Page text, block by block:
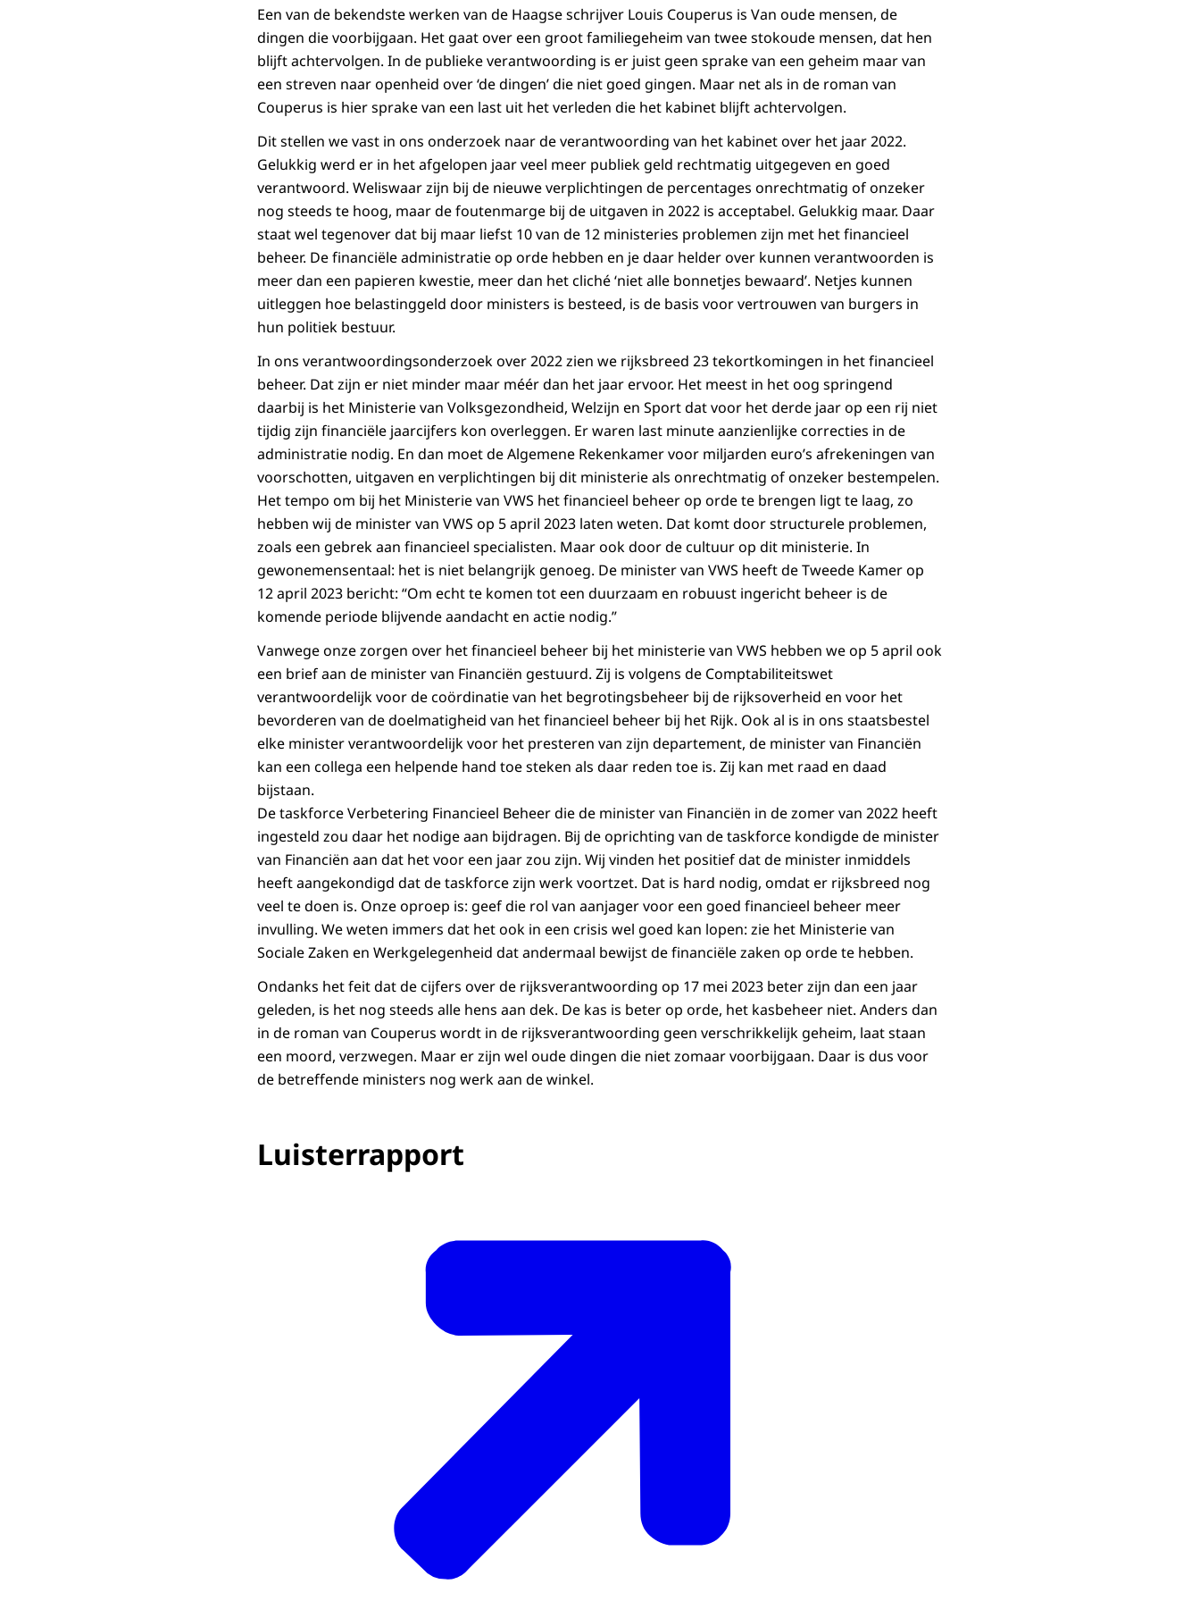
Een van de bekendste werken van de Haagse schrijver Louis Couperus is Van oude mensen, de
dingen die voorbijgaan. Het gaat over een groot familiegeheim van twee stokoude mensen, dat hen
blijft achtervolgen. In de publieke verantwoording is er juist geen sprake van een geheim maar van
een streven naar openheid over ‘de dingen’ die niet goed gingen. Maar net als in de roman van
Couperus is hier sprake van een last uit het verleden die het kabinet blijft achtervolgen.
Dit stellen we vast in ons onderzoek naar de verantwoording van het kabinet over het jaar 2022.
Gelukkig werd er in het afgelopen jaar veel meer publiek geld rechtmatig uitgegeven en goed
verantwoord. Weliswaar zijn bij de nieuwe verplichtingen de percentages onrechtmatig of onzeker
nog steeds te hoog, maar de foutenmarge bij de uitgaven in 2022 is acceptabel. Gelukkig maar. Daar
staat wel tegenover dat bij maar liefst 10 van de 12 ministeries problemen zijn met het financieel
beheer. De financiële administratie op orde hebben en je daar helder over kunnen verantwoorden is
meer dan een papieren kwestie, meer dan het cliché ‘niet alle bonnetjes bewaard’. Netjes kunnen
uitleggen hoe belastinggeld door ministers is besteed, is de basis voor vertrouwen van burgers in
hun politiek bestuur.
In ons verantwoordingsonderzoek over 2022 zien we rijksbreed 23 tekortkomingen in het financieel
beheer. Dat zijn er niet minder maar méér dan het jaar ervoor. Het meest in het oog springend
daarbij is het Ministerie van Volksgezondheid, Welzijn en Sport dat voor het derde jaar op een rij niet
tijdig zijn financiële jaarcijfers kon overleggen. Er waren last minute aanzienlijke correcties in de
administratie nodig. En dan moet de Algemene Rekenkamer voor miljarden euro’s afrekeningen van
voorschotten, uitgaven en verplichtingen bij dit ministerie als onrechtmatig of onzeker bestempelen.
Het tempo om bij het Ministerie van VWS het financieel beheer op orde te brengen ligt te laag, zo
hebben wij de minister van VWS op 5 april 2023 laten weten. Dat komt door structurele problemen,
zoals een gebrek aan financieel specialisten. Maar ook door de cultuur op dit ministerie. In
gewonemensentaal: het is niet belangrijk genoeg. De minister van VWS heeft de Tweede Kamer op
12 april 2023 bericht: “Om echt te komen tot een duurzaam en robuust ingericht beheer is de
komende periode blijvende aandacht en actie nodig.”
Vanwege onze zorgen over het financieel beheer bij het ministerie van VWS hebben we op 5 april ook
een brief aan de minister van Financiën gestuurd. Zij is volgens de Comptabiliteitswet
verantwoordelijk voor de coördinatie van het begrotingsbeheer bij de rijksoverheid en voor het
bevorderen van de doelmatigheid van het financieel beheer bij het Rijk. Ook al is in ons staatsbestel
elke minister verantwoordelijk voor het presteren van zijn departement, de minister van Financiën
kan een collega een helpende hand toe steken als daar reden toe is. Zij kan met raad en daad
bijstaan.
De taskforce Verbetering Financieel Beheer die de minister van Financiën in de zomer van 2022 heeft
ingesteld zou daar het nodige aan bijdragen. Bij de oprichting van de taskforce kondigde de minister
van Financiën aan dat het voor een jaar zou zijn. Wij vinden het positief dat de minister inmiddels
heeft aangekondigd dat de taskforce zijn werk voortzet. Dat is hard nodig, omdat er rijksbreed nog
veel te doen is. Onze oproep is: geef die rol van aanjager voor een goed financieel beheer meer
invulling. We weten immers dat het ook in een crisis wel goed kan lopen: zie het Ministerie van
Sociale Zaken en Werkgelegenheid dat andermaal bewijst de financiële zaken op orde te hebben.
Ondanks het feit dat de cijfers over de rijksverantwoording op 17 mei 2023 beter zijn dan een jaar
geleden, is het nog steeds alle hens aan dek. De kas is beter op orde, het kasbeheer niet. Anders dan
in de roman van Couperus wordt in de rijksverantwoording geen verschrikkelijk geheim, laat staan
een moord, verzwegen. Maar er zijn wel oude dingen die niet zomaar voorbijgaan. Daar is dus voor
de betreffende ministers nog werk aan de winkel.
Luisterrapport